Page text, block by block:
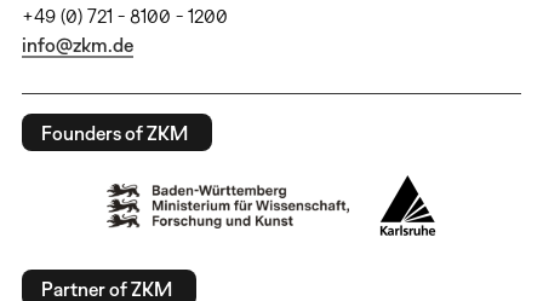
+49 (0) 721 - 8100 - 1200
info@zkm.de
Founders of ZKM
Partner of ZKM